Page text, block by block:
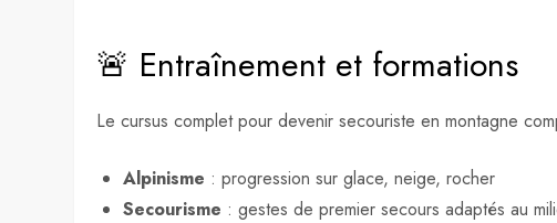
🚨 Entraînement et formations
Le cursus complet pour devenir secouriste en montagne
Alpinisme : progression sur glace, neige, rocher
Secourisme : gestes de premier secours adaptés au